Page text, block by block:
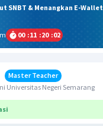
SNBT & Menangkan E-Wallet
00 :11 :20 :02
Master Teacher
Universitas Negeri Semarang